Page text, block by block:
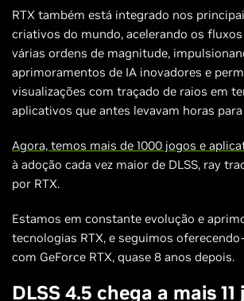
RTX também está integrado nos
criativos do mundo, acelerando os
várias ordens de magnitude,
aprimoramentos de IA inovadores e
visualizações com traçado de raios em
aplicativos que antes levavam horas
Agora, temos mais de 1000 jogos e
à adoção cada vez maior de DLSS, ray
por RTX.
Estamos em constante evolução e
tecnologias RTX, e seguimos
com GeForce RTX, quase 8 anos depois.
DLSS 4.5 chega a mais 11